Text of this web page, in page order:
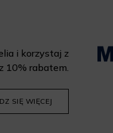
i korzystaj z
10% rabatem.
SIĘ WIĘCEJ